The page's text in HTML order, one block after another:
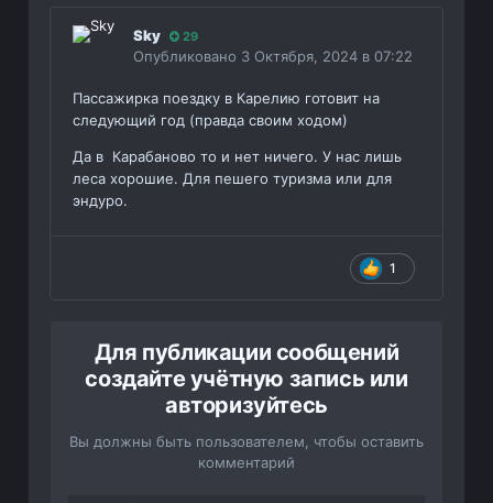
Sky 29
Опубликовано 3 Октября, 2024 в 07:22
Пассажирка поездку в Карелию готовит на
следующий год (правда своим ходом)
Да в Карабаново то и нет ничего. У нас лишь
леса хорошие. Для пешего туризма или для
эндуро.
1
Для публикации сообщений
создайте учётную запись или
авторизуйтесь
Вы должны быть пользователем, чтобы оставить
комментарий